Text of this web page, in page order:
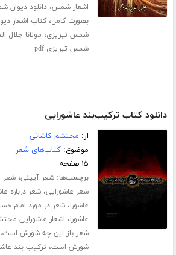
اشعار شمس،دانلود دیوان
بصورت کامل،کتاب اشعار
شمس تبریزی، مولانا جلال
شمس تبریزی pdf
دانلود کتاب ترکیب‌بند عاشورایی
از: محتشم کاشانی
موضوع:کتاب‌های شعر
۱۵ صفحه
برچسب‌ها:شعر آیینی،شعر
شعر عاشورایی،شعر درباره
عاشورا،شعر در مورد امام
عاشورا، اشعار عاشورایی
شعر باز این چه شورش است،
شورش است، ترکیب بند